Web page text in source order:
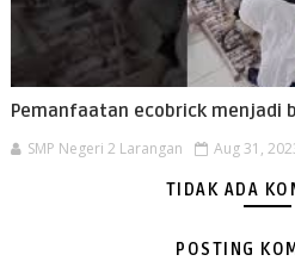
Pemanfaatan ecobrick menjadi
SMP Negeri 2 Larangan Aug 31,
TIDAK ADA
POSTING